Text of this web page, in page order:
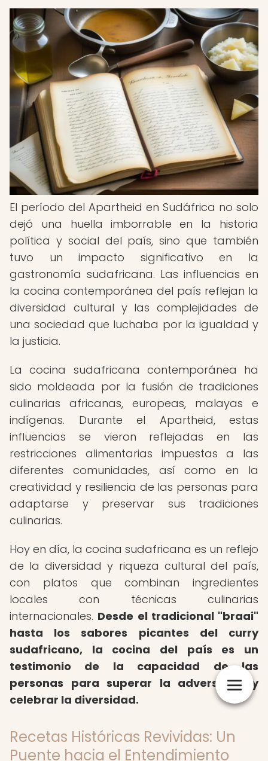
El período del Apartheid en Sudáfrica no solo
dejó una huella imborrable en la historia
política y social del país, sino que también
tuvo un impacto significativo en la
gastronomía sudafricana. Las influencias en
la cocina contemporánea del país reflejan la
diversidad cultural y las complejidades de
una sociedad que luchaba por la igualdad y
la justicia.
La cocina sudafricana contemporánea ha
sido moldeada por la fusión de tradiciones
culinarias africanas, europeas, malayas e
indígenas. Durante el Apartheid, estas
influencias se vieron reflejadas en las
restricciones alimentarias impuestas a las
diferentes comunidades, así como en la
creatividad y resiliencia de las personas para
adaptarse y preservar sus tradiciones
culinarias.
Hoy en día, la cocina sudafricana es un reflejo
de la diversidad y riqueza cultural del país,
con platos que combinan ingredientes
locales con técnicas culinarias
internacionales. Desde el tradicional "braai"
hasta los sabores picantes del curry
sudafricano, la cocina del país es un
testimonio de la capacidad de las
personas para superar la adversidad y
celebrar la diversidad.
Recetas Históricas Revividas: Un
Puente hacia el Entendimiento